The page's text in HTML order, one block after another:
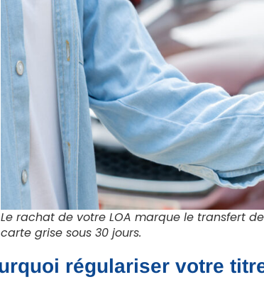
Le rachat de votre LOA marque le transfert
carte grise sous 30 jours.
régulariser votre